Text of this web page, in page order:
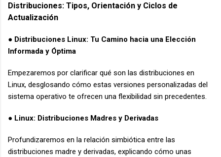
Distribuciones: Tipos, Orientación y Ciclos de
Actualización
● Distribuciones Linux: Tu Camino hacia una Elección
Informada y Óptima
Empezaremos por clarificar qué son las distribuciones en
Linux, desglosando cómo estas versiones personalizadas del
sistema operativo te ofrecen una flexibilidad sin precedentes.
● Linux: Distribuciones Madres y Derivadas
Profundizaremos en la relación simbiótica entre las
distribuciones madre y derivadas, explicando cómo unas